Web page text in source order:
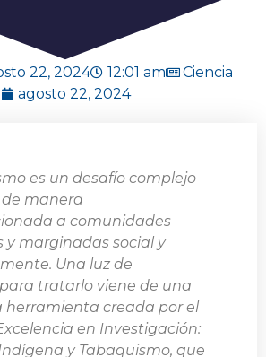
22, 2024 12:01 am
Ciencia
agosto 22, 2024
es un desafío complejo
manera
a comunidades
y marginadas social y
Una luz de
tratarlo viene de una
herramienta creada por el
en Investigación:
y Tabaquismo, que